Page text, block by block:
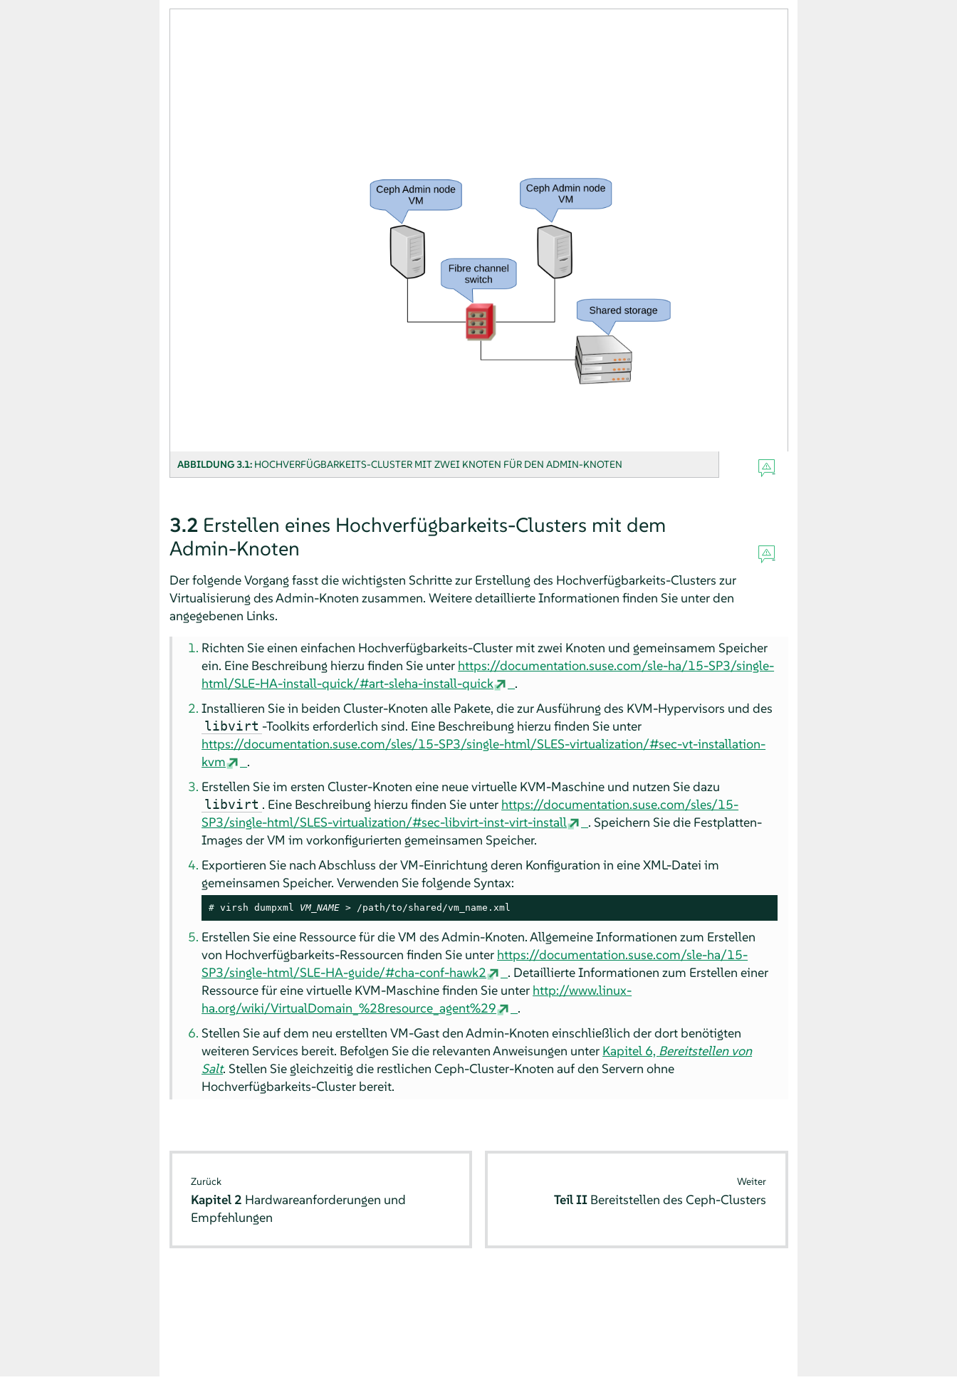
ABBILDUNG 3.1: HOCHVERFÜGBARKEITS-CLUSTER MIT ZWEI KNOTEN FÜR DEN ADMIN-KNOTEN
3.2 Erstellen eines Hochverfügbarkeits-Clusters mit dem
Admin-Knoten
Der folgende Vorgang fasst die wichtigsten Schritte zur Erstellung des Hochverfügbarkeits-Clusters zur
Virtualisierung des Admin-Knoten zusammen. Weitere detaillierte Informationen finden Sie unter den
angegebenen Links.
Richten Sie einen einfachen Hochverfügbarkeits-Cluster mit zwei Knoten und gemeinsamem Speicher
ein. Eine Beschreibung hierzu finden Sie unter https://documentation.suse.com/sle-ha/15-SP3/single-
html/SLE-HA-install-quick/#art-sleha-install-quick
.
Installieren Sie in beiden Cluster-Knoten alle Pakete, die zur Ausführung des KVM-Hypervisors und des
libvirt -Toolkits erforderlich sind. Eine Beschreibung hierzu finden Sie unter
https://documentation.suse.com/sles/15-SP3/single-html/SLES-virtualization/#sec-vt-installation-
kvm
.
Erstellen Sie im ersten Cluster-Knoten eine neue virtuelle KVM-Maschine und nutzen Sie dazu
libvirt . Eine Beschreibung hierzu finden Sie unter https://documentation.suse.com/sles/15-
SP3/single-html/SLES-virtualization/#sec-libvirt-inst-virt-install
. Speichern Sie die Festplatten-
Images der VM im vorkonfigurierten gemeinsamen Speicher.
Exportieren Sie nach Abschluss der VM-Einrichtung deren Konfiguration in eine XML-Datei im
gemeinsamen Speicher. Verwenden Sie folgende Syntax:
# virsh dumpxml VM_NAME > /path/to/shared/vm_name.xml
Erstellen Sie eine Ressource für die VM des Admin-Knoten. Allgemeine Informationen zum Erstellen
von Hochverfügbarkeits-Ressourcen finden Sie unter https://documentation.suse.com/sle-ha/15-
SP3/single-html/SLE-HA-guide/#cha-conf-hawk2
. Detaillierte Informationen zum Erstellen einer
Ressource für eine virtuelle KVM-Maschine finden Sie unter http://www.linux-
ha.org/wiki/VirtualDomain_%28resource_agent%29
.
Stellen Sie auf dem neu erstellten VM-Gast den Admin-Knoten einschließlich der dort benötigten
weiteren Services bereit. Befolgen Sie die relevanten Anweisungen unter Kapitel 6, Bereitstellen von
Salt. Stellen Sie gleichzeitig die restlichen Ceph-Cluster-Knoten auf den Servern ohne
Hochverfügbarkeits-Cluster bereit.
Zurück
Kapitel 2 Hardwareanforderungen und
Empfehlungen
Weiter
Teil II Bereitstellen des Ceph-Clusters